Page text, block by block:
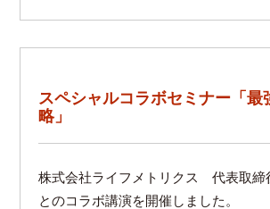
スペシャルコラボセミナー「最
略」
株式会社ライフメトリクス 代表取
とのコラボ講演を開催しました。